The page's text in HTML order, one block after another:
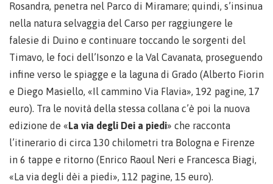
Rosandra, penetra nel Parco di Miramare; quindi, s’insinua
nella natura selvaggia del Carso per raggiungere le
falesie di Duino e continuare toccando le sorgenti del
Timavo, le foci dell’Isonzo e la Val Cavanata, proseguendo
infine verso le spiagge e la laguna di Grado (Alberto Fiorin
e Diego Masiello, «Il cammino Via Flavia», 192 pagine, 17
euro). Tra le novità della stessa collana c’è poi la nuova
edizione de «La via degli Dei a piedi» che racconta
l’itinerario di circa 130 chilometri tra Bologna e Firenze
in 6 tappe e ritorno (Enrico Raoul Neri e Francesca Biagi,
«La via degli dèi a piedi», 112 pagine, 15 euro).